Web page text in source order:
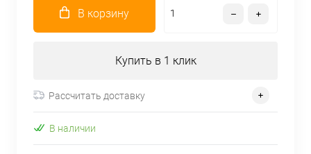
В корзину
Купить в 1 клик
Рассчитать доставку
В наличии